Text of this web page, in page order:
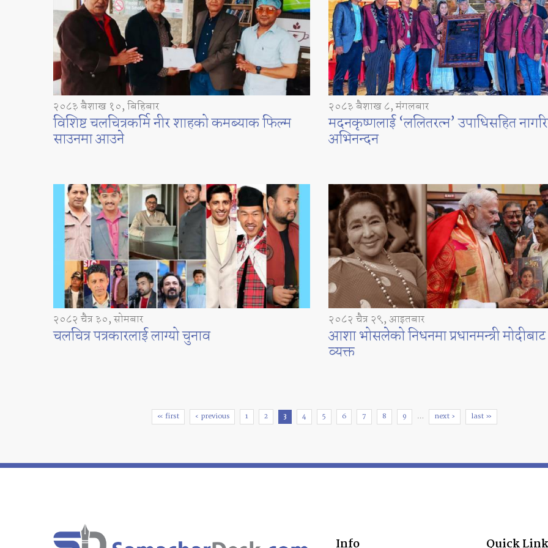
२०८३ बैशाख १०, बिहिबार
विशिष्ट चलचित्रकर्मि नीर शाहको कमब्याक फिल्म
साउनमा आउने
२०८३ बैशाख ८, मंगलबार
मदनकृष्णलाई ‘ललितरत्न’ उपाधिसहित
अभिनन्दन
२०८२ चैत्र ३०, सोमबार
चलचित्र पत्रकारलाई लाग्यो चुनाव
२०८२ चैत्र २९, आइतबार
आशा भोसलेको निधनमा प्रधानमन्त्री
व्यक्त
« first ‹ previous 1 2 3 4 5 6 7 8 9 … next › last »
Info Quick